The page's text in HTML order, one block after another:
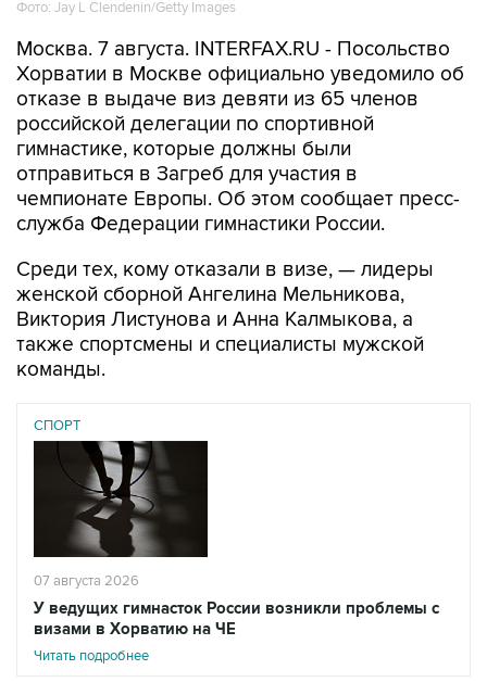
Фото: Jay L Clendenin/Getty Images
Москва. 7 августа. INTERFAX.RU - Посольство
Хорватии в Москве официально уведомило об
отказе в выдаче виз девяти из 65 членов
российской делегации по спортивной
гимнастике, которые должны были
отправиться в Загреб для участия в
чемпионате Европы. Об этом сообщает пресс-
служба Федерации гимнастики России.
Среди тех, кому отказали в визе, — лидеры
женской сборной Ангелина Мельникова,
Виктория Листунова и Анна Калмыкова, а
также спортсмены и специалисты мужской
команды.
СПОРТ
07 августа 2026
У ведущих гимнасток России возникли проблемы с
визами в Хорватию на ЧЕ
Читать подробнее